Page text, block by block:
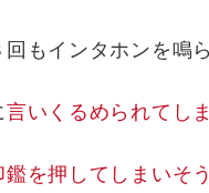
もインタホンを鳴
言いくるめられてし
鑑を押してしまいそ